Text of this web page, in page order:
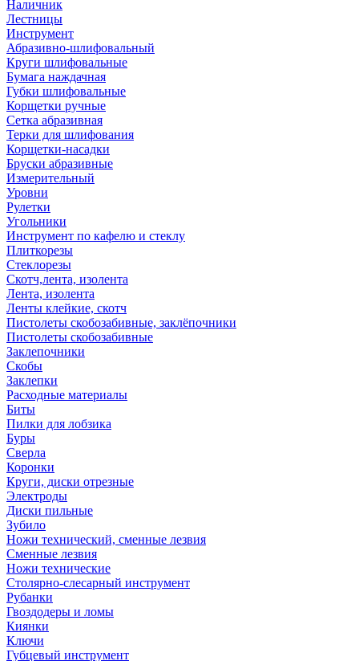
Наличник
Лестницы
Инструмент
Абразивно-шлифовальный
Круги шлифовальные
Бумага наждачная
Губки шлифовальные
Корщетки ручные
Сетка абразивная
Терки для шлифования
Корщетки-насадки
Бруски абразивные
Измерительный
Уровни
Рулетки
Угольники
Инструмент по кафелю и стеклу
Плиткорезы
Стеклорезы
Скотч,лента, изолента
Лента, изолента
Ленты клейкие, скотч
Пистолеты скобозабивные, заклёпочники
Пистолеты скобозабивные
Заклепочники
Скобы
Заклепки
Расходные материалы
Биты
Пилки для лобзика
Буры
Сверла
Коронки
Круги, диски отрезные
Электроды
Диски пильные
Зубило
Ножи технический, сменные лезвия
Сменные лезвия
Ножи технические
Столярно-слесарный инструмент
Рубанки
Гвоздодеры и ломы
Киянки
Ключи
Губцевый инструмент